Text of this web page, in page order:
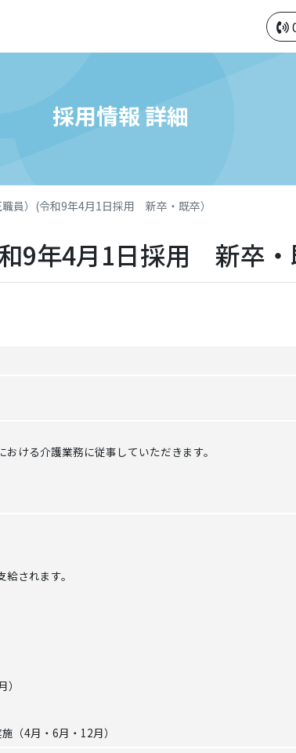
採用情報 詳細
員）(令和9年4月1日採用 新卒・既卒）
9年4月1日採用 新卒
ける介護業務に従事していただきます。
されます。
（4月・6月・12月）